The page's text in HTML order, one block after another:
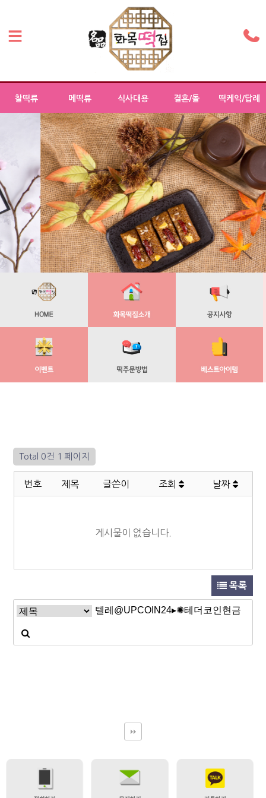
찰떡류 메떡류 식사대용 결혼/돌 떡케익/답례
Total 0건 1 페이지
번호 제목 글쓴이 조회 날짜
게시물이 없습니다.
목록